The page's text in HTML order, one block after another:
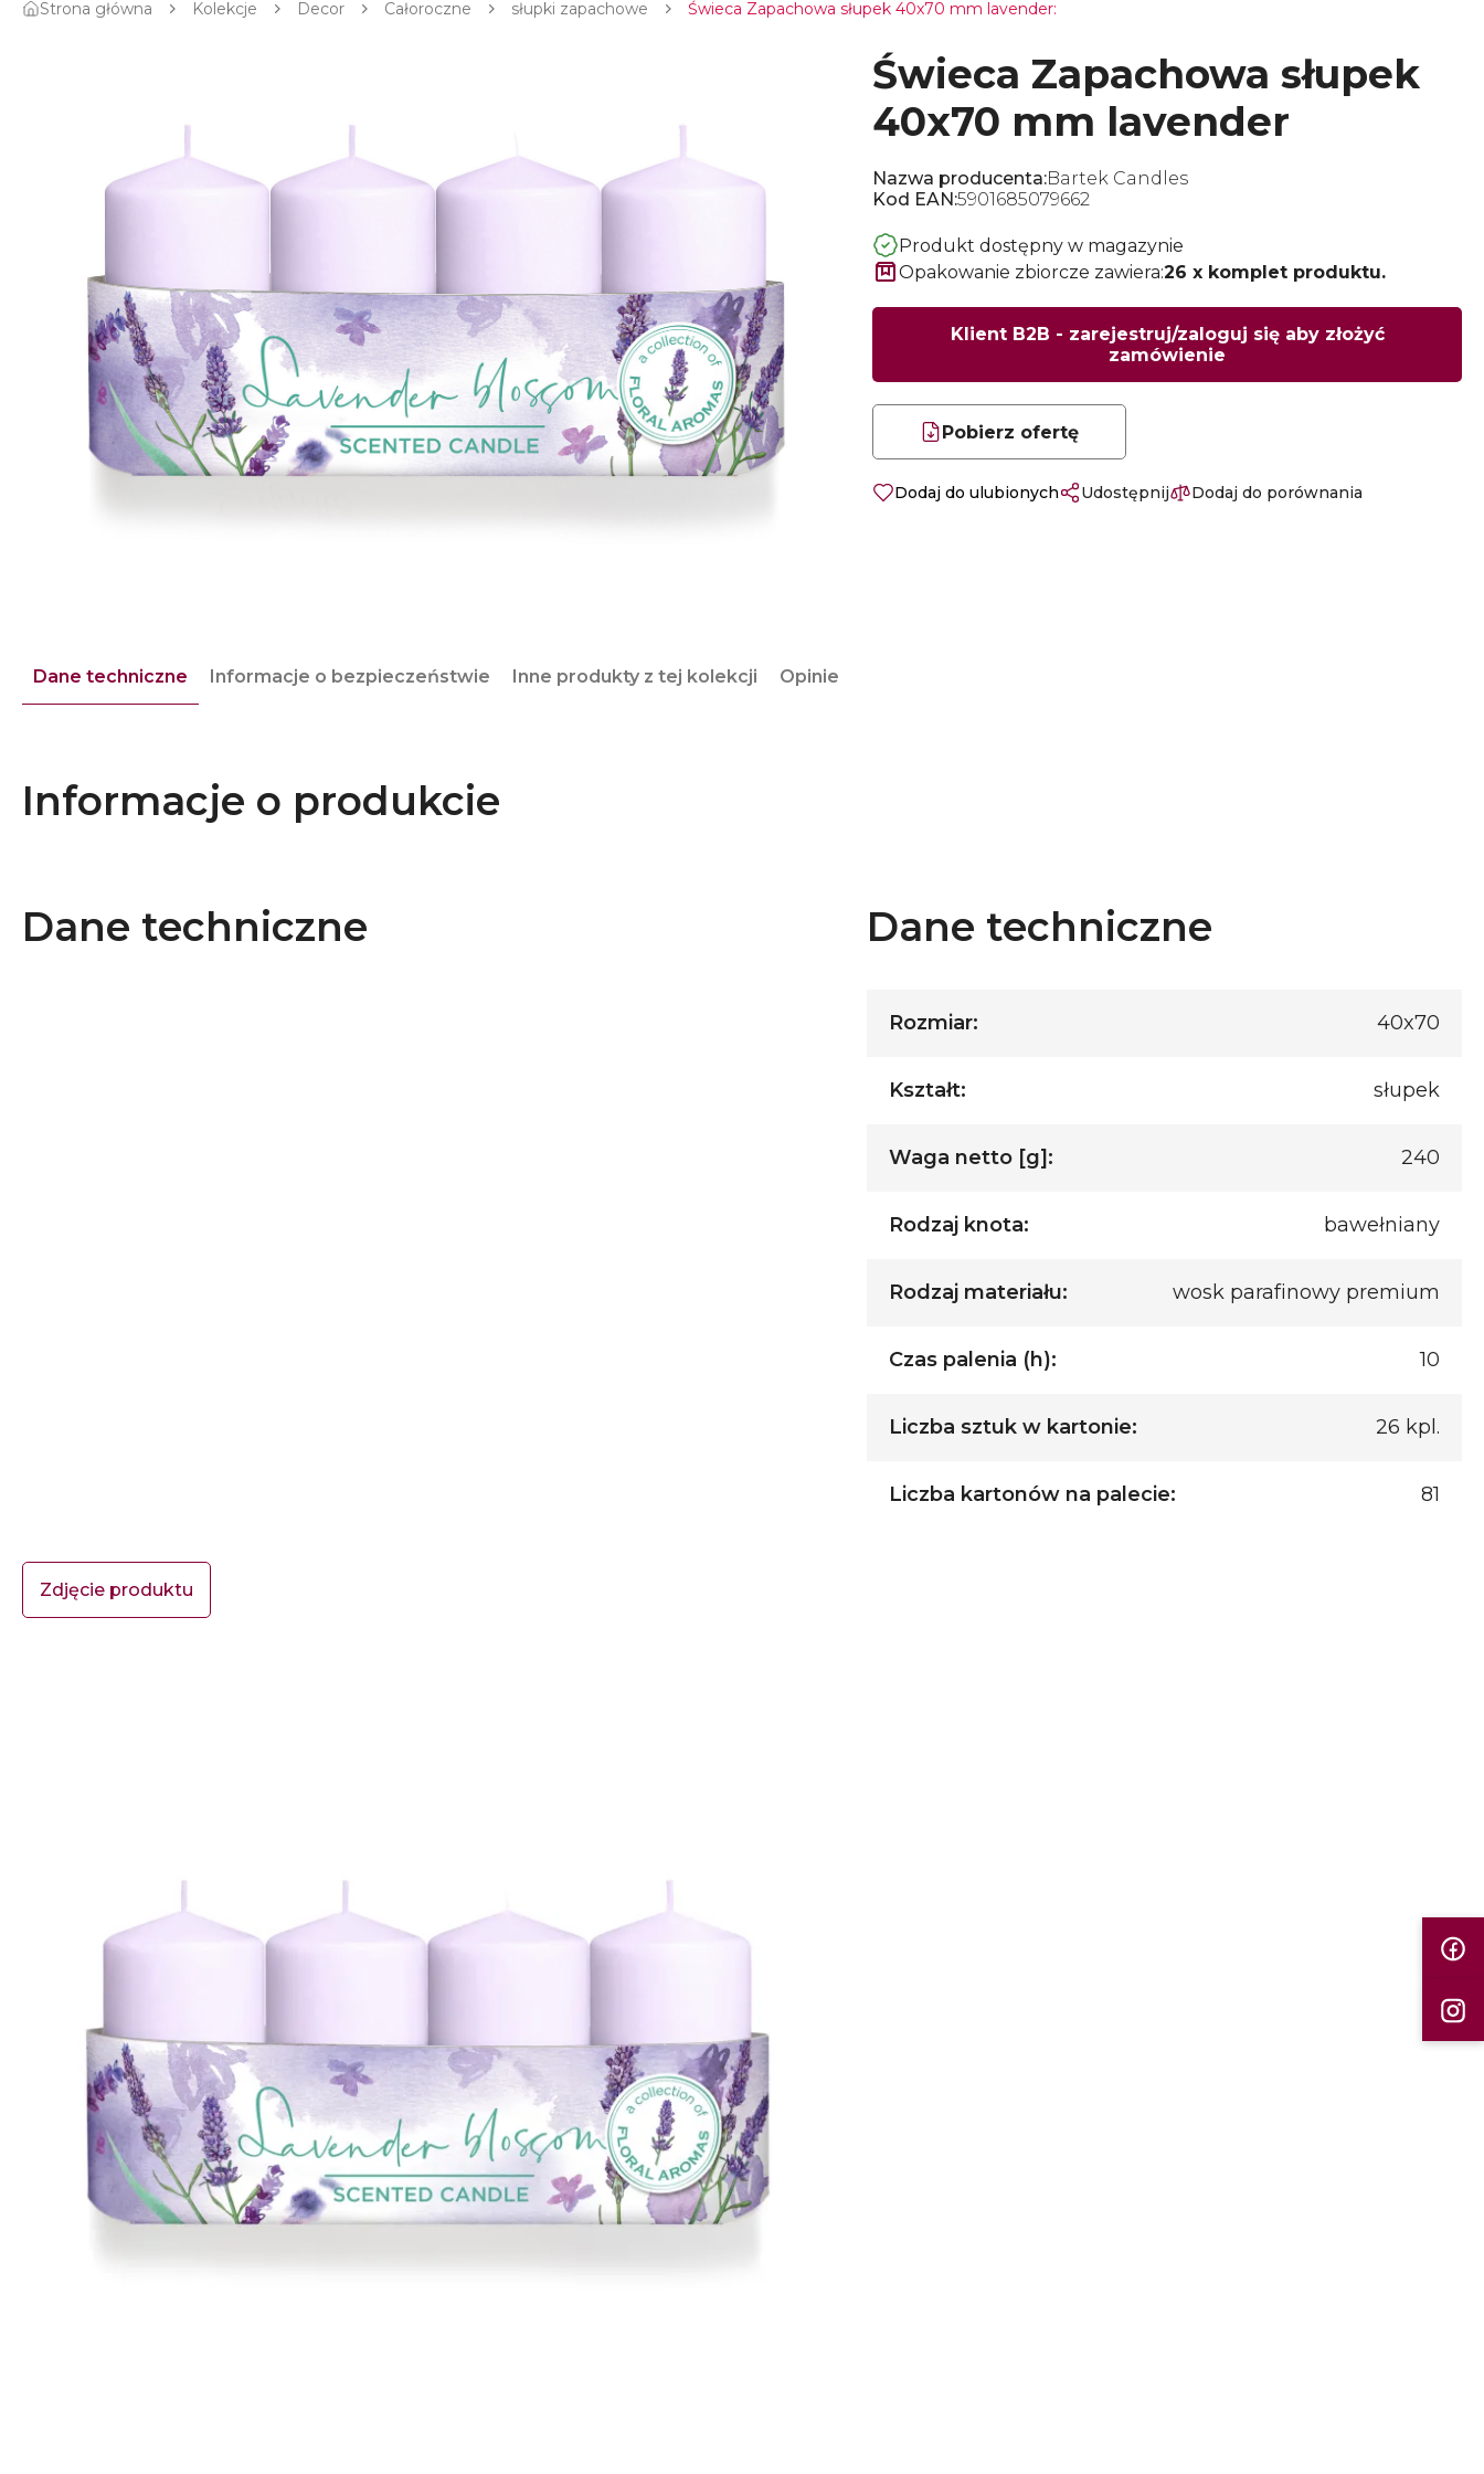
Strona główna Kolekcje Decor Całoroczne słupki zapachowe Świeca Zapachowa słupek 40x70 mm lavender:
Świeca Zapachowa słupek
40x70 mm lavender
Nazwa producenta:Bartek Candles
Kod EAN:5901685079662
Produkt dostępny w magazynie
Opakowanie zbiorcze zawiera:26 x komplet produktu.
Klient B2B - zarejestruj/zaloguj się aby złożyć
zamówienie
Pobierz ofertę
Dodaj do ulubionych Udostępnij Dodaj do porównania
Dane techniczne Informacje o bezpieczeństwie Inne produkty z tej kolekcji Opinie
Informacje o produkcie
Dane techniczne Dane techniczne
Rozmiar: 40x70
Kształt: słupek
Waga netto [g]: 240
Rodzaj knota: bawełniany
Rodzaj materiału: wosk parafinowy premium
Czas palenia (h): 10
Liczba sztuk w kartonie: 26 kpl.
Liczba kartonów na palecie: 81
Zdjęcie produktu